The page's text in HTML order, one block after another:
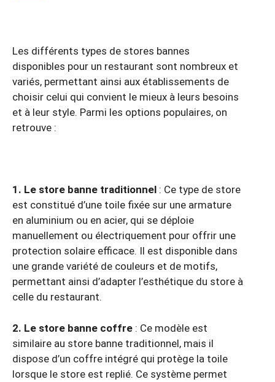
Les différents types de stores bannes
disponibles pour un restaurant sont nombreux et
variés, permettant ainsi aux établissements de
choisir celui qui convient le mieux à leurs besoins
et à leur style. Parmi les options populaires, on
retrouve :
1. Le store banne traditionnel : Ce type de store
est constitué d’une toile fixée sur une armature
en aluminium ou en acier, qui se déploie
manuellement ou électriquement pour offrir une
protection solaire efficace. Il est disponible dans
une grande variété de couleurs et de motifs,
permettant ainsi d’adapter l’esthétique du store à
celle du restaurant.
2. Le store banne coffre : Ce modèle est
similaire au store banne traditionnel, mais il
dispose d’un coffre intégré qui protège la toile
lorsque le store est replié. Ce système permet